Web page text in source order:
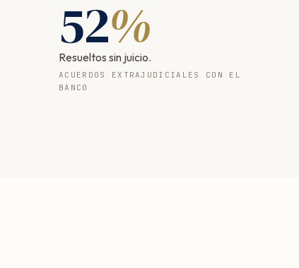
52%
Resueltos sin juicio.
ACUERDOS EXTRAJUDICIALES CON EL
BANCO